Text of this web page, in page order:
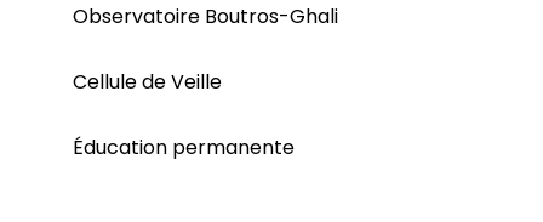
Observatoire Boutros-Ghali
Cellule de Veille
Éducation permanente